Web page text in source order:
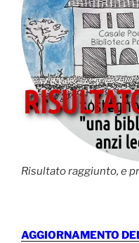
Risultato raggiunto, e
AGGIORNAMENTO